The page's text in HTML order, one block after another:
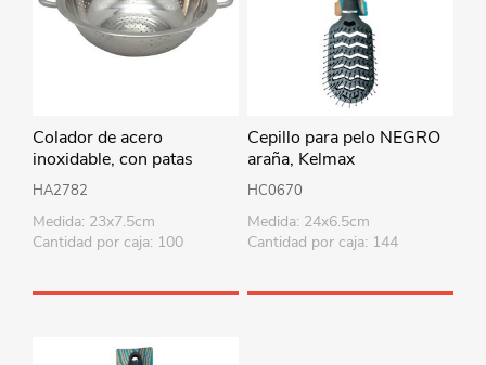
Colador de acero
inoxidable, con patas
HA2782
Medida: 23x7.5cm
Cantidad por caja: 100
Cepillo para pelo NEGRO
araña, Kelmax
HC0670
Medida: 24x6.5cm
Cantidad por caja: 144